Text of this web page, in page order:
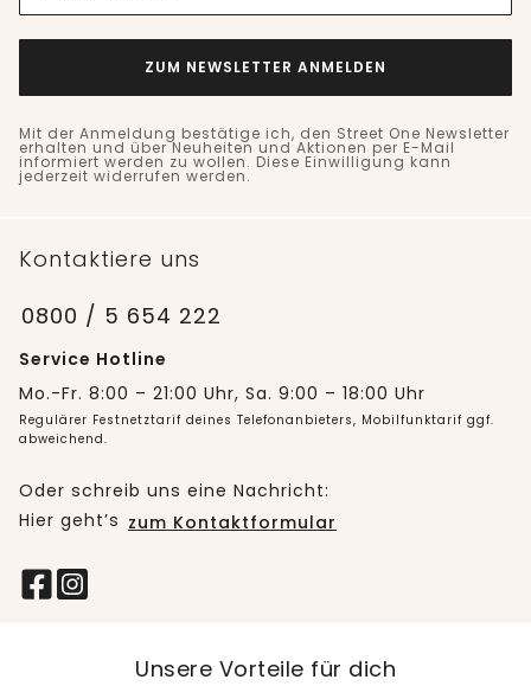
ZUM NEWSLETTER ANMELDEN
Mit der Anmeldung bestätige ich, den Street One Newsletter
erhalten und über Neuheiten und Aktionen per E-Mail
informiert werden zu wollen. Diese Einwilligung kann
jederzeit widerrufen werden.
Kontaktiere uns
0800 / 5 654 222
Service Hotline
Mo.-Fr. 8:00 – 21:00 Uhr, Sa. 9:00 – 18:00 Uhr
Regulärer Festnetztarif deines Telefonanbieters, Mobilfunktarif ggf.
abweichend.
Oder schreib uns eine Nachricht:
Hier geht’s zum Kontaktformular
Unsere Vorteile für dich